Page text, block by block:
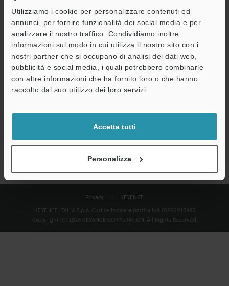
Utilizziamo i cookie per personalizzare contenuti ed
annunci, per fornire funzionalità dei social media e per
analizzare il nostro traffico. Condividiamo inoltre
informazioni sul modo in cui utilizza il nostro sito con i
nostri partner che si occupano di analisi dei dati web,
pubblicità e social media, i quali potrebbero combinarle
con altre informazioni che ha fornito loro o che hanno
raccolto dal suo utilizzo dei loro servizi.
Accetta tutti
Personalizza
Download
Dichiarazione sulla privacy
Privacy
KEYENCE
KEYENCE ITALIA S.p.A. Codice fiscale e partita IVA 03932910965
Copyright (C) 2026 KEYENCE CORPORATION. All Rights Reserved.